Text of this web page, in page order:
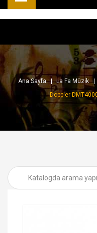
Ana Sayfa La Fa Müzik
Doppler